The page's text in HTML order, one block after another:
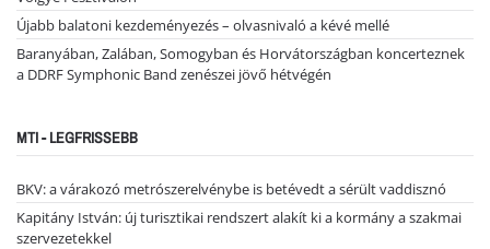
Újabb balatoni kezdeményezés – olvasnivaló a kévé mellé
Baranyában, Zalában, Somogyban és Horvátországban koncerteznek
a DDRF Symphonic Band zenészei jövő hétvégén
MTI - LEGFRISSEBB
BKV: a várakozó metrószerelvénybe is betévedt a sérült vaddisznó
Kapitány István: új turisztikai rendszert alakít ki a kormány a szakmai
szervezetekkel